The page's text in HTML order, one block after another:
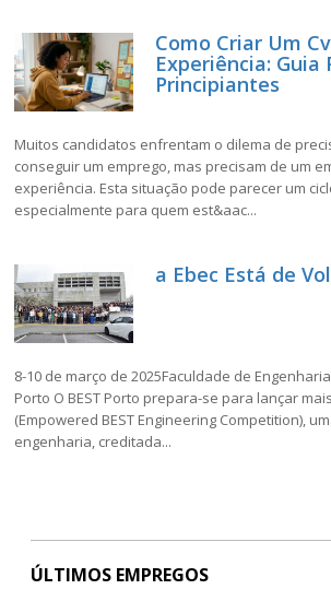
Como Criar Um
Experiência: Guia
Principiantes
Muitos candidatos enfrentam o dilema de
conseguir um emprego, mas precisam de um
experiência. Esta situação pode parecer um
especialmente para quem est&aac...
a Ebec Está de
8-10 de março de 2025Faculdade de
Porto O BEST Porto prepara-se para lançar
(Empowered BEST Engineering Competition),
engenharia, creditada...
ÚLTIMOS EMPREGOS